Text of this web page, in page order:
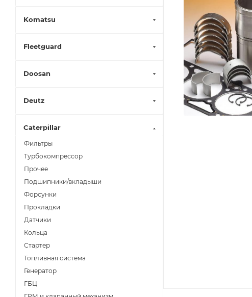
Komatsu
Fleetguard
Doosan
Deutz
Caterpillar
Фильтры
Турбокомпрессор
Прочее
Подшипники/вкладыши
Форсунки
Прокладки
Датчики
Кольца
Стартер
Топливная система
Генератор
ГБЦ